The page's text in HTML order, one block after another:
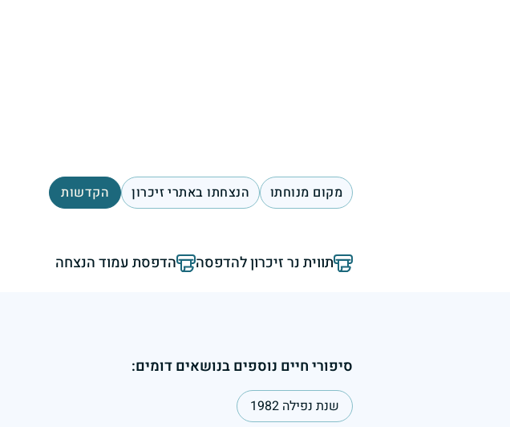
מקום מנוחתו הנצחתו באתרי זיכרון הקדשות
תווית נר זיכרון להדפסה הדפסת עמוד הנצחה
סיפורי חיים נוספים בנושאים דומים:
שנת נפילה 1982